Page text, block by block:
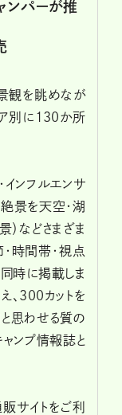
ンパーが推
観を眺めなが
ア別に130か所
インフルエンサ
景を天空・湖
）などさまざま
時間帯・視点
時に掲載しま
、300カットを
と思わせる質の
ンプ情報誌と
サイトをご利